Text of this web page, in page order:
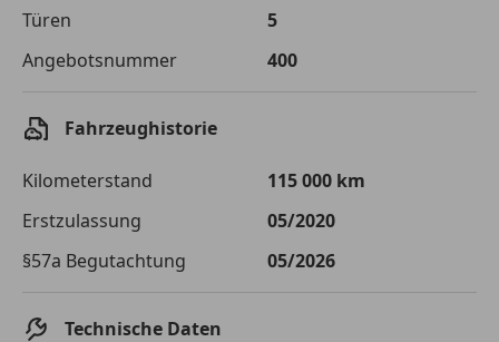
Einberechnete Gebühren
€ 0,-
Effektivzinsatz
Sollzinssatz
Monatliche Rate € 738,45
Die tatsächlichen Konditionen sind abhängig von Ihrer Bonität sowie
von der von Ihnen gewählten Bank. Rückzahlungszeitraum 1-10
Jahre. Zinsspanne Sollzinssatz: 2,90% - 14,90%.
Türen
5
Angebotsnummer
400
Fahrzeughistorie
Kilometerstand
115 000 km
Erstzulassung
05/2020
§57a Begutachtung
05/2026
Technische Daten